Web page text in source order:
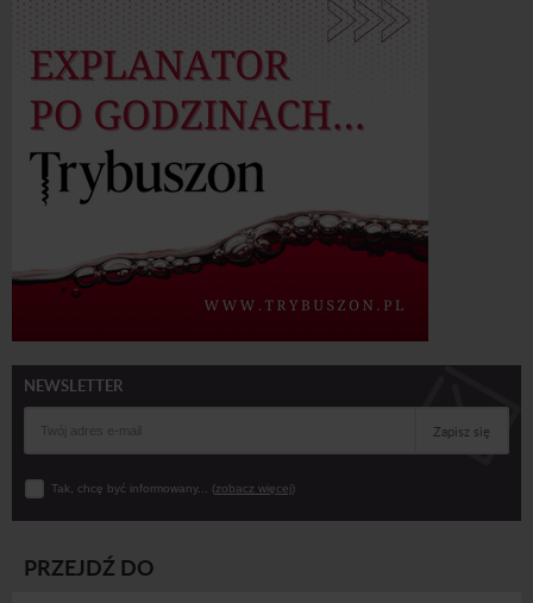
NEWSLETTER
Zapisz się
Tak, chcę być informowany... (zobacz więcej)
PRZEJDŹ DO